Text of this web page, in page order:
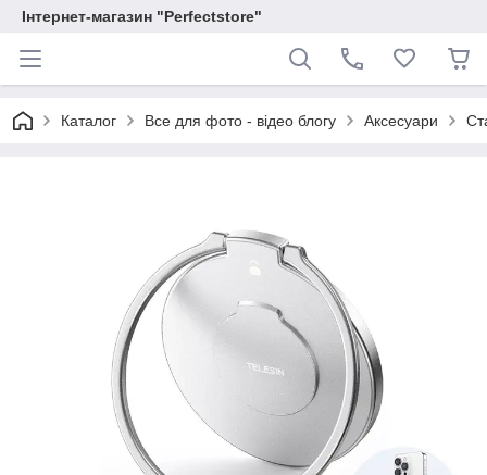
Інтернет-магазин "Perfectstore"
Каталог Все для фото - відео блогу Аксесуари